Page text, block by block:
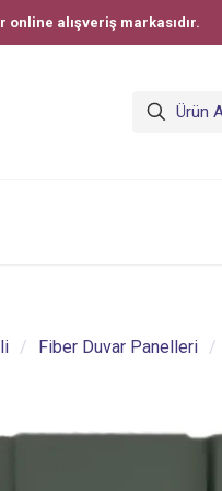
alışveriş markasıdır.
/ Fiber Duvar Panelleri /